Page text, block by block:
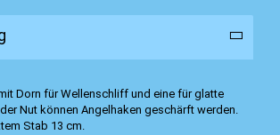
Dorn für Wellenschliff und eine für glatte
Nut können Angelhaken geschärft werden.
Stab 13 cm.